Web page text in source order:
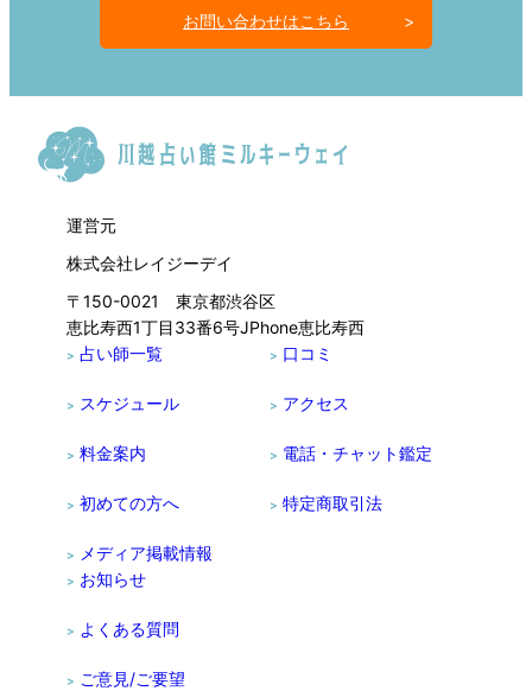
お問い合わせはこちら
運営元
株式会社レイジーデイ
〒150-0021 東京都渋谷区
恵比寿西1丁目33番6号JPhone恵比寿西
> 占い師一覧
> スケジュール
> 料金案内
> 初めての方へ
> メディア掲載情報
> 口コミ
> アクセス
> 電話・チャット鑑定
> 特定商取引法
> お知らせ
> よくある質問
> ご意見/ご要望